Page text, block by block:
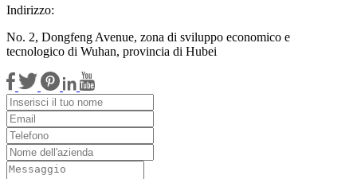
Indirizzo:
No. 2, Dongfeng Avenue, zona di sviluppo economico e
tecnologico di Wuhan, provincia di Hubei